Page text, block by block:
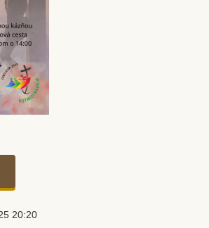
20:20